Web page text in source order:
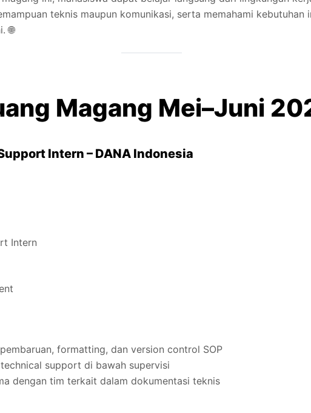
teknis maupun komunikasi, serta memahami kebutuhan
🌐
Magang Mei–Juni
Intern – DANA Indonesia
Intern
formatting, dan version control SOP
support di bawah supervisi
dengan tim terkait dalam dokumentasi teknis